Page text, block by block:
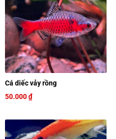
Cá diếc vảy rồng
50.000₫